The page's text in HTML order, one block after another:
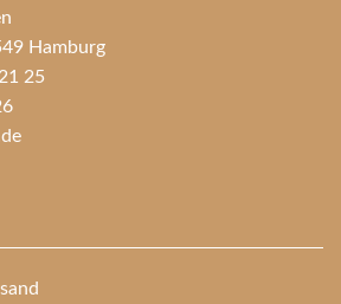
Hamburg
25